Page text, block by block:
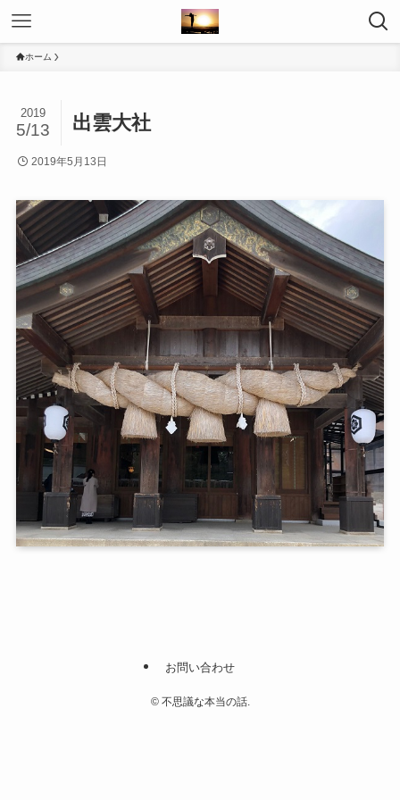
ホーム
出雲大社
2019
5/13
2019年5月13日
お問い合わせ
©不思議な本当の話.